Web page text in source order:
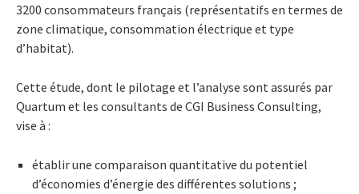
3200 consommateurs français (représentatifs en termes de
zone climatique, consommation électrique et type
d’habitat).
Cette étude, dont le pilotage et l’analyse sont assurés par
Quartum et les consultants de CGI Business Consulting,
vise à :
établir une comparaison quantitative du potentiel
d’économies d’énergie des différentes solutions ;